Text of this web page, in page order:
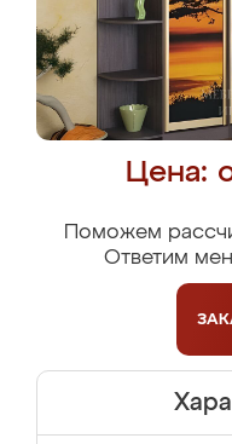
Цена:
Поможем
Ответим